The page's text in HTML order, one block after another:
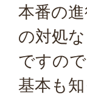
本番の
の対処
ですの
基本も